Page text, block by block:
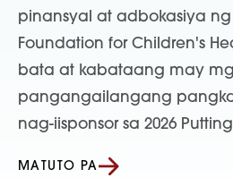
pinansyal at adbokasiya ng
Foundation for Children's
bata at kabataang may
pangangailangang
nag-iisponsor sa 2026
MATUTO PA